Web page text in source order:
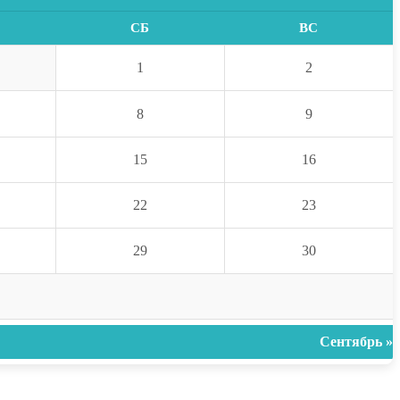
СБ ВС
1 2
8 9
15 16
22 23
29 30
Сентябрь »